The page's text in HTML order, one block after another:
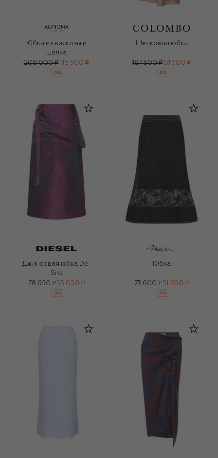
Юбка из вискозы и
шелка
208 000 ₽145 500 ₽
-30%
Шелковая юбка
187 500 ₽131 500 ₽
-30%
Джинсовая юбка De-
Sira
78 650 ₽55 050 ₽
-30%
Юбка
73 600 ₽51 500 ₽
-30%